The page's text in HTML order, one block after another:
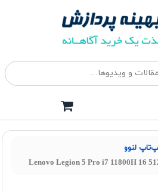
لنوو
Lenovo Legion 5 Pro i7 11800H 16